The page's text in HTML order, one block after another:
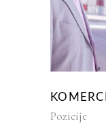
Pozicije